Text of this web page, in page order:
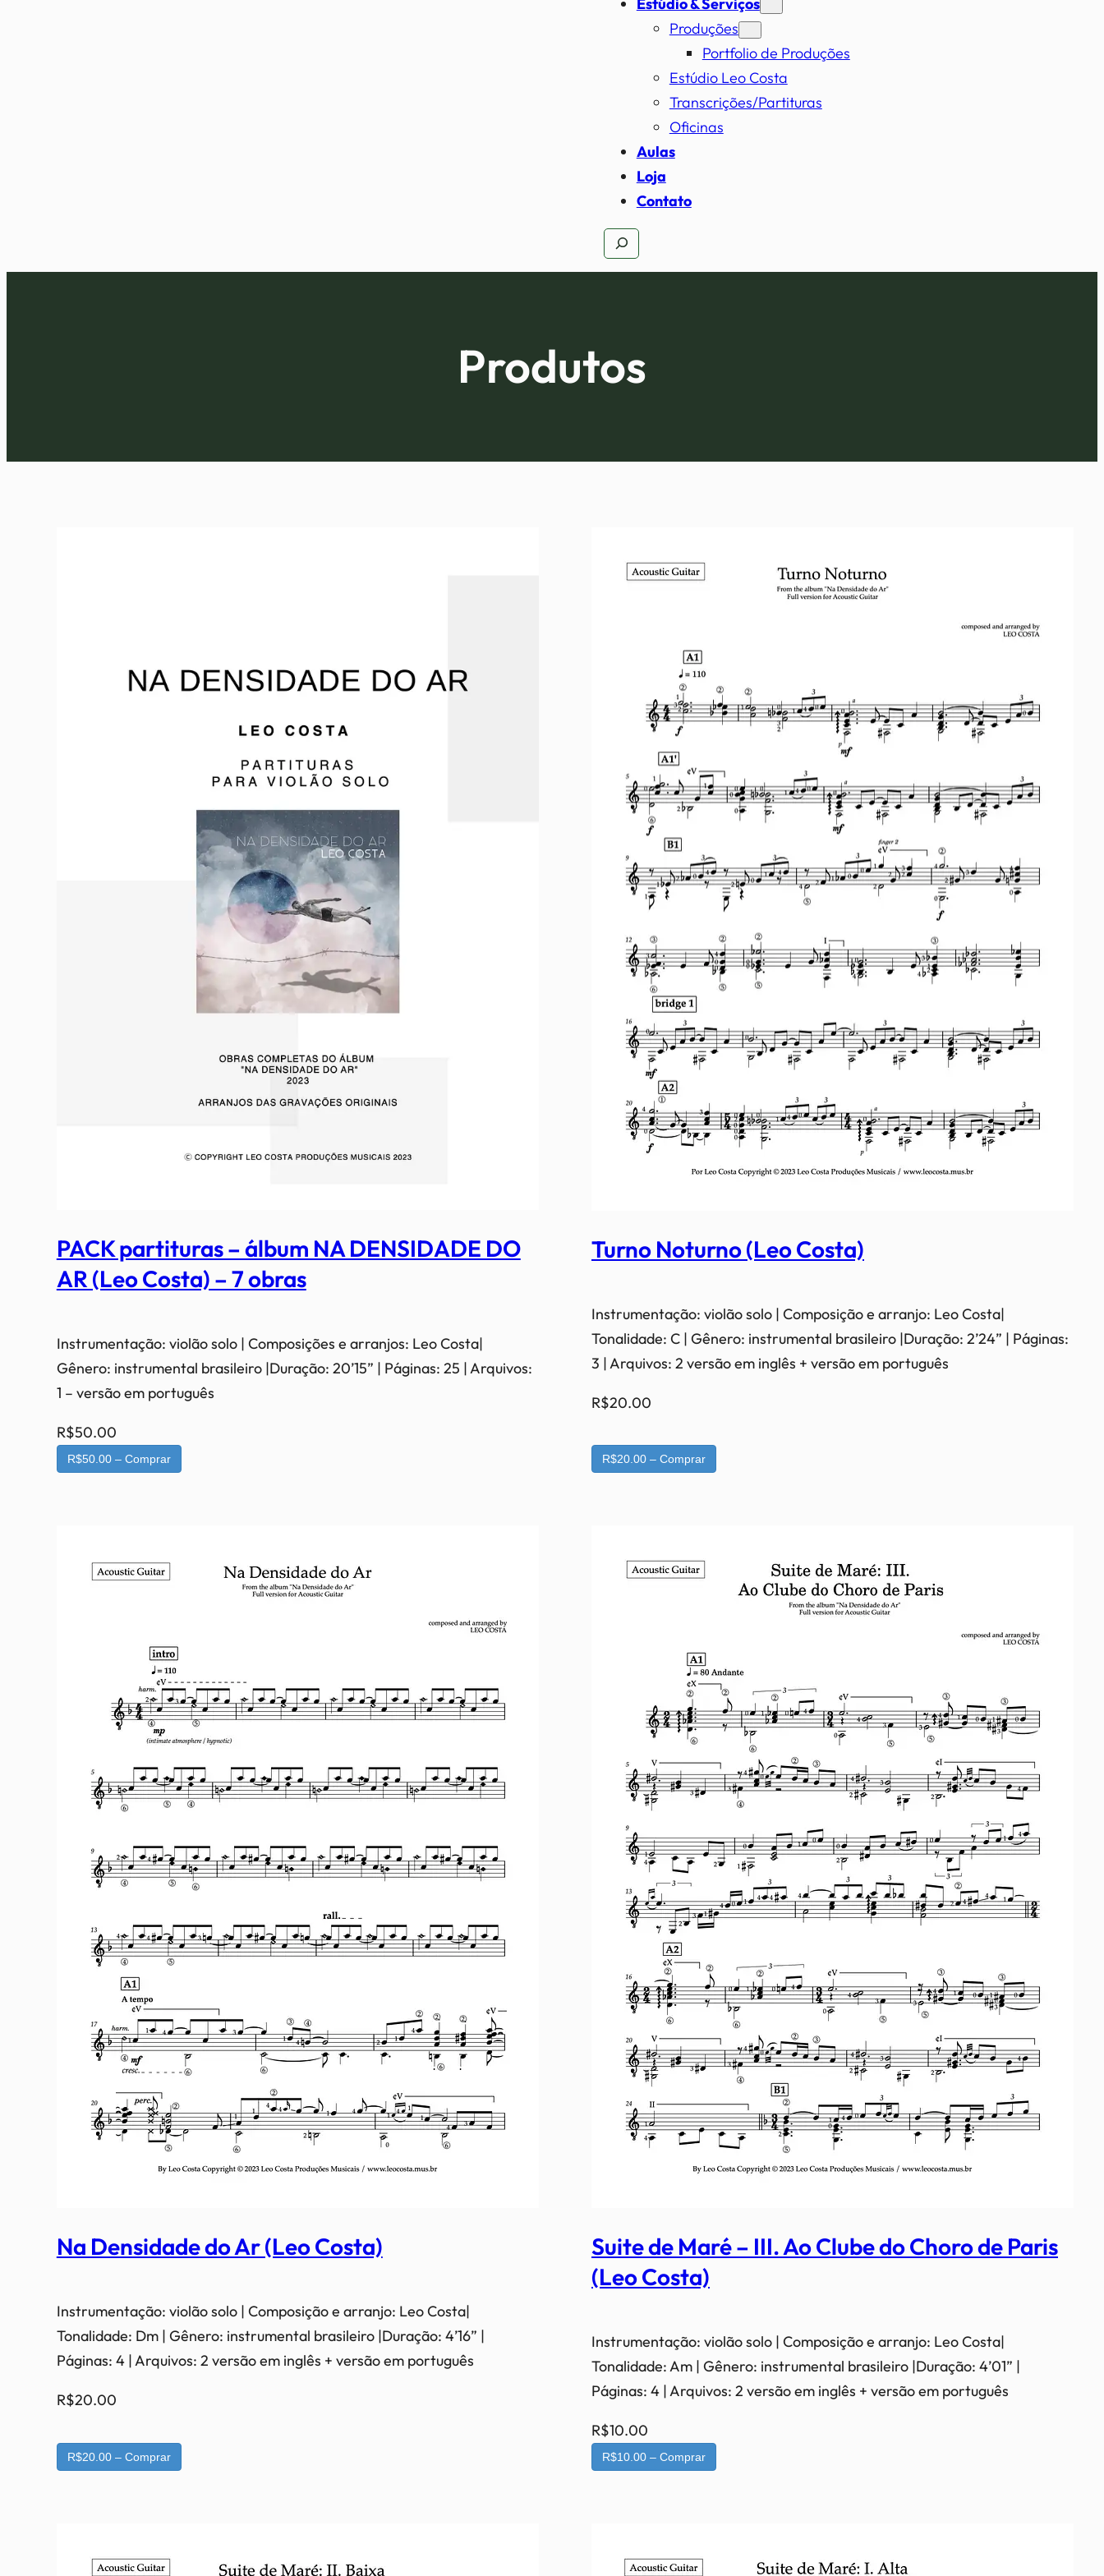
Produções
Portfolio de Produções
Estúdio Leo Costa
Transcrições/Partituras
Oficinas
Aulas
Loja
Contato
Pesquisar
Produtos
PACK partituras – álbum NA DENSIDADE DO
AR (Leo Costa) – 7 obras
Instrumentação: violão solo | Composições e arranjos: Leo Costa|
Gênero: instrumental brasileiro |Duração: 20’15” | Páginas: 25 | Arquivos:
1 – versão em português
R$50.00
R$50.00 – Comprar
Turno Noturno (Leo Costa)
Instrumentação: violão solo | Composição e arranjo: Leo Costa|
Tonalidade: C | Gênero: instrumental brasileiro |Duração: 2’24” | Páginas:
3 | Arquivos: 2 versão em inglês + versão em português
R$20.00
R$20.00 – Comprar
Na Densidade do Ar (Leo Costa)
Instrumentação: violão solo | Composição e arranjo: Leo Costa|
Tonalidade: Dm | Gênero: instrumental brasileiro |Duração: 4’16” |
Páginas: 4 | Arquivos: 2 versão em inglês + versão em português
R$20.00
R$20.00 – Comprar
Suite de Maré – III. Ao Clube do Choro de Paris
(Leo Costa)
Instrumentação: violão solo | Composição e arranjo: Leo Costa|
Tonalidade: Am | Gênero: instrumental brasileiro |Duração: 4’01” |
Páginas: 4 | Arquivos: 2 versão em inglês + versão em português
R$10.00
R$10.00 – Comprar